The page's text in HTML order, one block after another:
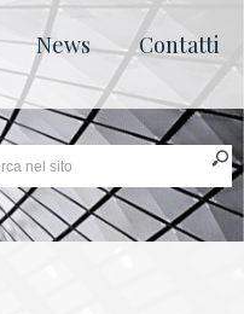
News Contatti